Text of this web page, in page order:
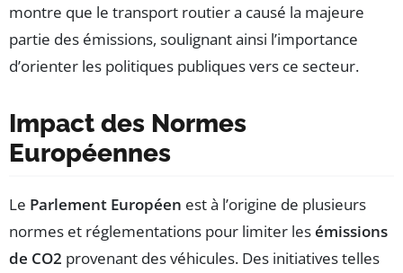
montre que le transport routier a causé la majeure
partie des émissions, soulignant ainsi l’importance
d’orienter les politiques publiques vers ce secteur.
Impact des Normes
Européennes
Le Parlement Européen est à l’origine de plusieurs
normes et réglementations pour limiter lesémissions
de CO2 provenant des véhicules. Des initiatives telles